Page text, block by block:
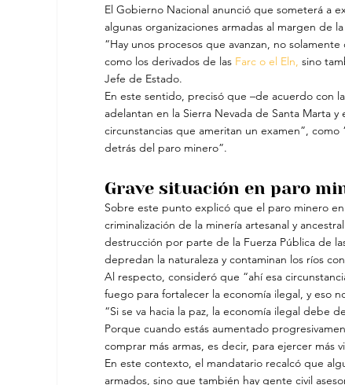
El Gobierno Nacional anunció que someterá a
algunas organizaciones armadas al margen de
“Hay unos procesos que avanzan, no
como los derivados de las Farc o el Eln, sino
Jefe de Estado.
En este sentido, precisó que –de acuerdo con
adelantan en la Sierra Nevada de Santa Marta
circunstancias que ameritan un examen”,
detrás del paro minero”.
Grave situación en paro
Sobre este punto explicó que el paro minero
criminalización de la minería artesanal y
destrucción por parte de la Fuerza Pública de
depredan la naturaleza y contaminan los ríos
Al respecto, consideró que “ahí esa
fuego para fortalecer la economía ilegal, y eso
“Si se va hacia la paz, la economía ilegal debe
Porque cuando estás aumentado
comprar más armas, es decir, para ejercer más
En este contexto, el mandatario recalcó que
armados, sino que también hay gente civil